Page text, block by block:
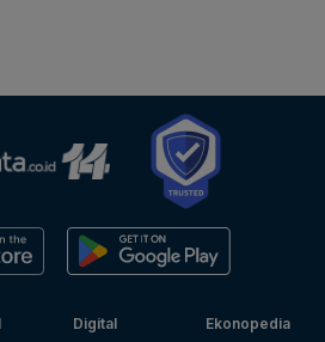
Digital
Ekonopedia